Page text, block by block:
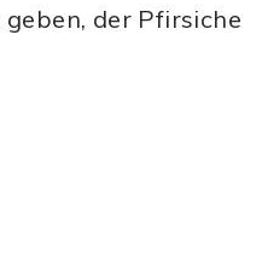
der Pfirsiche